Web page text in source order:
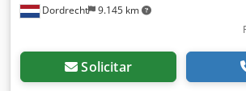
Dordrecht 9.145 km
Solicitar